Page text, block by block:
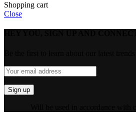
Shopping cart
Close